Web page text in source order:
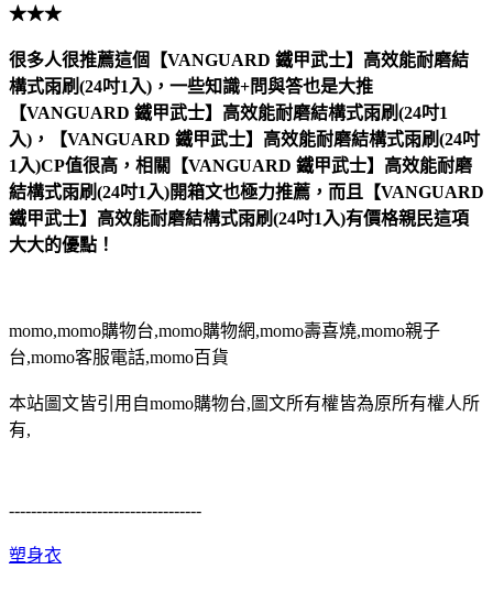
★★★
很多人很推薦這個【VANGUARD 鐵甲武士】高效能耐磨結
構式雨刷(24吋1入)，一些知識+問與答也是大推
【VANGUARD 鐵甲武士】高效能耐磨結構式雨刷(24吋1
入)，【VANGUARD 鐵甲武士】高效能耐磨結構式雨刷(24吋
1入)CP值很高，相關【VANGUARD 鐵甲武士】高效能耐磨
結構式雨刷(24吋1入)開箱文也極力推薦，而且【VANGUARD
鐵甲武士】高效能耐磨結構式雨刷(24吋1入)有價格親民這項
大大的優點！
momo,momo購物台,momo購物網,momo壽喜燒,momo親子
台,momo客服電話,momo百貨
本站圖文皆引用自momo購物台,圖文所有權皆為原所有權人所
有,
-----------------------------------
塑身衣